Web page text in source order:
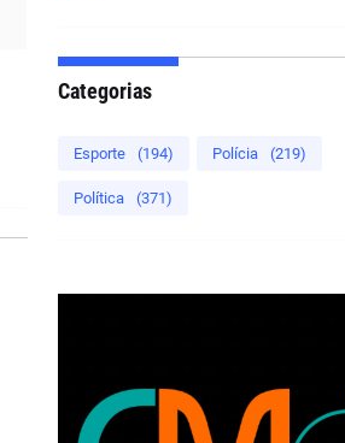
Categorias
Esporte (194) Polícia (219)
Política (371)